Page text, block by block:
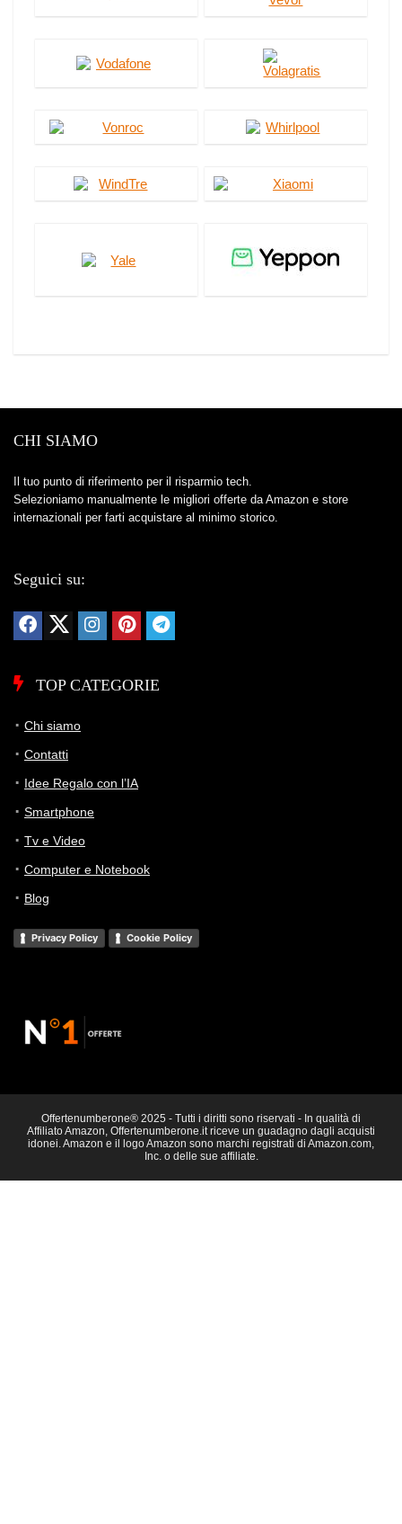
CHI SIAMO
Il tuo punto di riferimento per il risparmio tech.
Selezioniamo manualmente le migliori offerte da Amazon e store
internazionali per farti acquistare al minimo storico.
Seguici su:
TOP CATEGORIE
Chi siamo
Contatti
Idee Regalo con l’IA
Smartphone
Tv e Video
Computer e Notebook
Blog
Privacy Policy Cookie Policy
Offertenumberone® 2025 - Tutti i diritti sono riservati - In qualità di
Affiliato Amazon, Offertenumberone.it riceve un guadagno dagli acquisti
idonei. Amazon e il logo Amazon sono marchi registrati di Amazon.com,
Inc. o delle sue affiliate.